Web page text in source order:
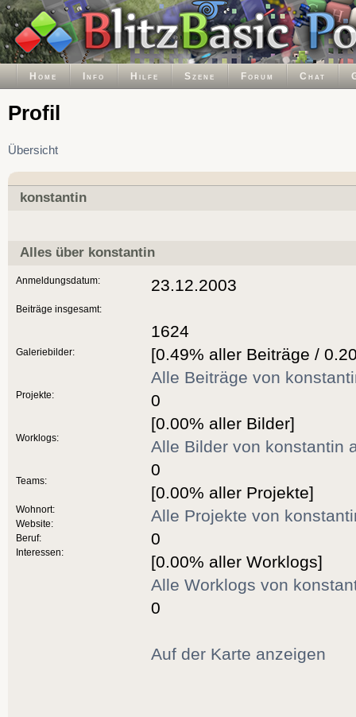
Home Info Hilfe Szene Forum Chat
Profil
Übersicht
konstantin
Alles über konstantin
Anmeldungsdatum:
Beiträge insgesamt:
Galeriebilder:
Projekte:
Worklogs:
Teams:
Wohnort:
Website:
Beruf:
Interessen:
23.12.2003
1624
[0.49% aller Beiträge /
Alle Beiträge von
0
[0.00% aller Bilder]
Alle Bilder von konstantin
0
[0.00% aller Projekte]
Alle Projekte von
0
[0.00% aller Worklogs]
Alle Worklogs von
0
Auf der Karte anzeigen